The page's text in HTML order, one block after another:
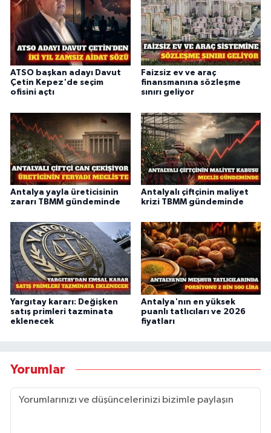
ATSO başkan adayı Davut
Çetin Kepez'de seçim
ofisini açtı
Faizsiz ev ve araç
finansmanına sözleşme
sınırı geliyor
Antalya yayla üreticisinin
zararı TBMM gündeminde
Antalyalı çiftçinin maliyet
krizi TBMM gündeminde
Yargıtay kararı: Değişken
satış primleri tazminata
eklenecek
Antalya'nın en yüksek
puanlı tatlıcıları ve 2026
fiyatları
Yorumlar